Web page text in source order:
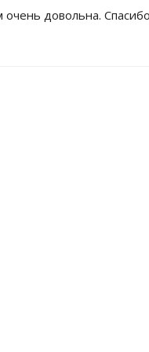
очень довольна.